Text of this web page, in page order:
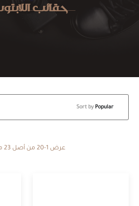
حقائب
Sort by
عرض 1-20 من أصل 23 منتج